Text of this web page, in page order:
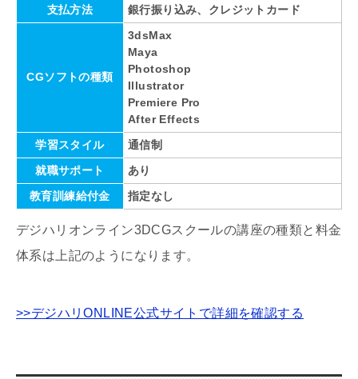
支払方法
銀行振り込み、クレジットカード
CGソフトの種類
3dsMax
Maya
Photoshop
Illustrator
Premiere Pro
After Effects
学習スタイル
通信制
就職サポート
あり
教育訓練給付金
指定なし
デジハリオンライン3DCGスクールの講座の種類と料金
体系は上記のようになります。
>>デジハリONLINE公式サイトで詳細を確認する